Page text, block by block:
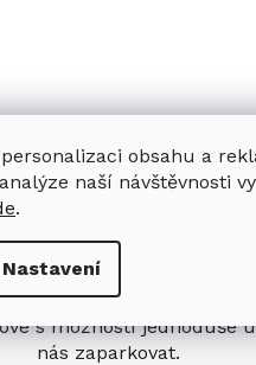
obsahu a
naší návštěvnosti
.
Nastavení
Kamenná prodejna
showroom
s možností jednoduše u
nás zaparkovat.